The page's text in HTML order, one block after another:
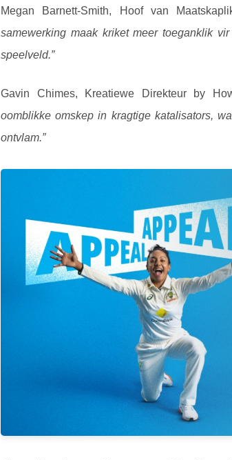
Megan Barnett‑Smith, Hoof van
samewerking maak kriket meer toeganklik
speelveld.”
Gavin Chimes, Kreatiewe Direkteur by
oomblikke omskep in kragtige katalisators,
ontvlam.”